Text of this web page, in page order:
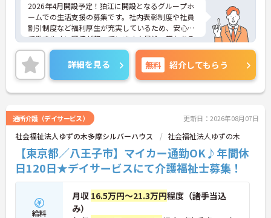
2026年4月開設予定！狛江に開設となるグループホ
ームでの生活支援の募集です。社内表彰制度や社員
割引制度など福利厚生が充実しているため、安心し
て働きやすい環境が整っています♪昇給・賞与ある
ため頑張りをしっかり評価される職場です☆ご興味
ある方は面接ポイントをお伝えしますので、お気軽
にご連絡ください。
詳細を見る 無料 紹介してもらう
通所介護（デイサービス） 更新日：2026年08月07日
社会福祉法人ゆずの木多摩シルバーハウス 社会福祉法人ゆずの木
【東京都／八王子市】マイカー通勤OK♪年間休
日120日★デイサービスにて介護福祉士募集！
給料
月収 16.5万円～21.3万円程度（諸手当込
み）